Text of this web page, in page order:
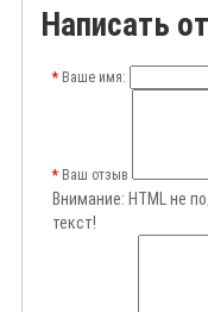
Написать
Ваше имя:
Ваш отзыв
Внимание: HTML не
текст!